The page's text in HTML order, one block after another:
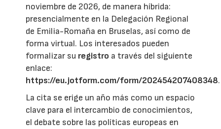
noviembre de 2026, de manera híbrida:
presencialmente en la Delegación Regional
de Emilia-Romaña en Bruselas, así como de
forma virtual. Los interesados pueden
formalizar su registro a través del siguiente
enlace:
https://eu.jotform.com/form/202454207408348.
La cita se erige un año más como un espacio
clave para el intercambio de conocimientos,
el debate sobre las políticas europeas en